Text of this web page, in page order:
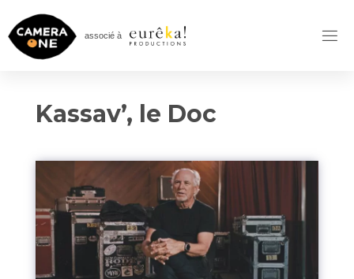
content
associé à
Kassav’, le Doc